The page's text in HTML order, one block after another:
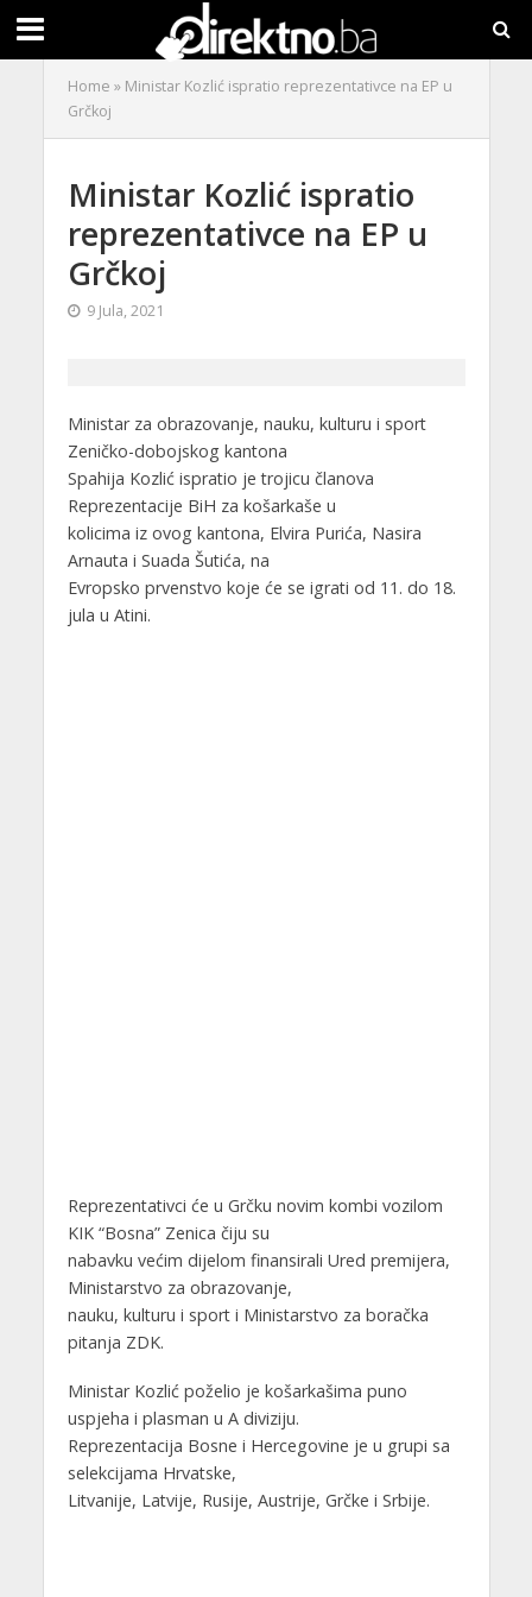
Home » Ministar Kozlić ispratio reprezentativce na EP u
Grčkoj
Ministar Kozlić ispratio
reprezentativce na EP u
Grčkoj
9 Jula, 2021
Ministar za obrazovanje, nauku, kulturu i sport
Zeničko-dobojskog kantona
Spahija Kozlić ispratio je trojicu članova
Reprezentacije BiH za košarkaše u
kolicima iz ovog kantona, Elvira Purića, Nasira
Arnauta i Suada Šutića, na
Evropsko prvenstvo koje će se igrati od 11. do 18.
jula u Atini.
Reprezentativci će u Grčku novim kombi vozilom
KIK “Bosna” Zenica čiju su
nabavku većim dijelom finansirali Ured premijera,
Ministarstvo za obrazovanje,
nauku, kulturu i sport i Ministarstvo za boračka
pitanja ZDK.
Ministar Kozlić poželio je košarkašima puno
uspjeha i plasman u A diviziju.
Reprezentacija Bosne i Hercegovine je u grupi sa
selekcijama Hrvatske,
Litvanije, Latvije, Rusije, Austrije, Grčke i Srbije.